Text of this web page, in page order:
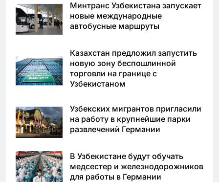
Минтранс Узбекистана запускает
новые международные
автобусные маршруты
Казахстан предложил запустить
новую зону беспошлинной
торговли на границе с
Узбекистаном
Узбекских мигрантов пригласили
на работу в крупнейшие парки
развлечений Германии
В Узбекистане будут обучать
медсестер и железнодорожников
для работы в Германии